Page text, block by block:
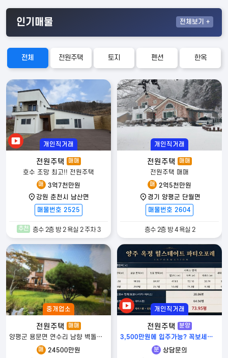
인기매물 전체 보기 +
전체 전원주택 토지 펜션 한옥
개인직거래
전원주택 매매
호수 조망 최고!! 전원주택
매 3억7천만원
강원 춘천시 남산면
매물번호 2525
추천 층수 2층 방 2 욕실 2 주차 3
개인직거래
전원주택 매매
전원주택 매매
매
2억5천만원
경기 양평군 단월면
매물번호 2604
층수 2층 방 4 욕실 2
중개업소
전원주택 매매
양평군 용문면 연수리 남향 벽돌조 대149평 건 42평급매 2억4500만원
매 24500만원
개인직거래
전원주택 분양
3,500만원에 입주가능? 꼭보세요! 저도 놀랐습니다! 양주 힐스테이트 파티오포레
분
상담문의